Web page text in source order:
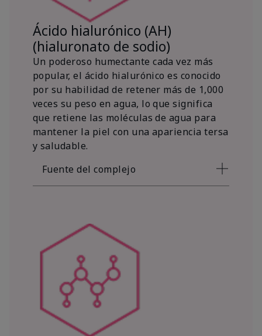
Ácido hialurónico (AH)
(hialuronato de sodio)
Un poderoso humectante cada vez más
popular, el ácido hialurónico es conocido
por su habilidad de retener más de 1,000
veces su peso en agua, lo que significa
que retiene las moléculas de agua para
mantener la piel con una apariencia tersa
y saludable.
Fuente del complejo